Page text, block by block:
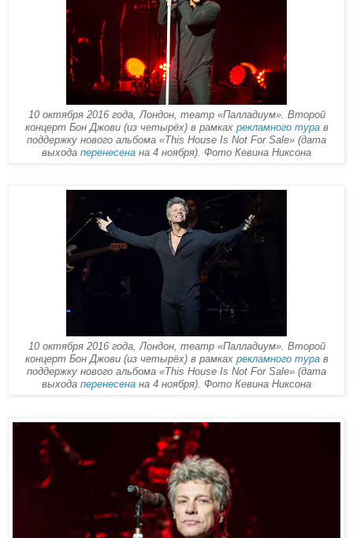
10 октября 2016 года, Лондон, театр «Палладиум». Второй
концерт Бон Джови (из четырёх) в рамках рекламного турав
поддержку нового альбома «This House Is Not For Sale» (дата
выхода перенесена на 4 ноября). Фото Кевина Никсона
10 октября 2016 года, Лондон, театр «Палладиум». Второй
концерт Бон Джови (из четырёх) в рамках рекламного турав
поддержку нового альбома «This House Is Not For Sale» (дата
выхода перенесена на 4 ноября). Фото Кевина Никсона